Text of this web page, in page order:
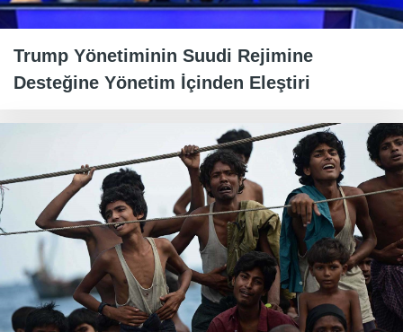
Trump Yönetiminin Suudi Rejimine
Desteğine Yönetim İçinden Eleştiri